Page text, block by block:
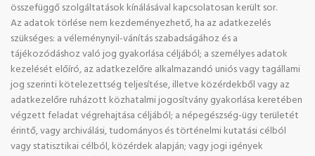
összefüggő szolgáltatások kínálásával kapcsolatosan került sor.
Az adatok törlése nem kezdeményezhető, ha az adatkezelés
szükséges: a véleménynyil-vánítás szabadságához és a
tájékozódáshoz való jog gyakorlása céljából; a személyes adatok
kezelését előíró, az adatkezelőre alkalmazandó uniós vagy tagállami
jog szerinti kötelezettség teljesítése, illetve közérdekből vagy az
adatkezelőre ruházott közhatalmi jogosítvány gyakorlása keretében
végzett feladat végrehajtása céljából; a népegészség-ügy területét
érintő, vagy archiválási, tudományos és történelmi kutatási célból
vagy statisztikai célból, közérdek alapján; vagy jogi igények